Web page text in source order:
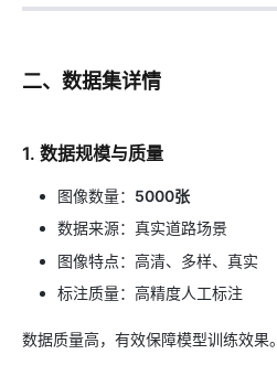
二、数据集详情
1. 数据规模与质量
图像数量： 5000张
数据来源：真实道路场景
图像特点：高清、多样、真实
标注质量：高精度人工标注
数据质量高，有效保障模型训练效果。